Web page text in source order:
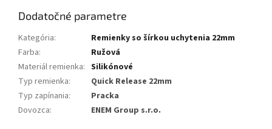
Dodatočné parametre
Kategória:
Remienky so šírkou uchytenia 22mm
Farba:
Ružová
Materiál remienka: Silikónové
Typ remienka:
Quick Release 22mm
Typ zapínania:
Pracka
Dovozca: ENEM Group s.r.o.